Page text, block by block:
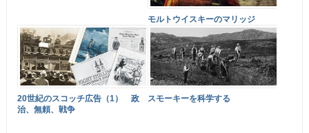
モルトウイスキーのマリッジ
20世紀のスコッチ広告（1） 政
治、無頼、戦争
スモーキーを科学する